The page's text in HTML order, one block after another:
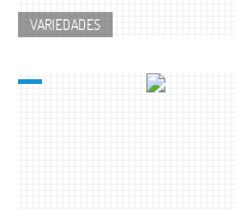
VARIEDADES